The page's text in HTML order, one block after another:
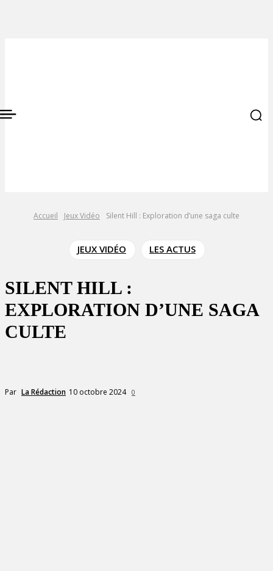
Accueil Jeux Vidéo Silent Hill : Exploration d’une saga culte
JEUX VIDÉO LES ACTUS
SILENT HILL :
EXPLORATION D’UNE SAGA
CULTE
Par La Rédaction 10 octobre 2024 0